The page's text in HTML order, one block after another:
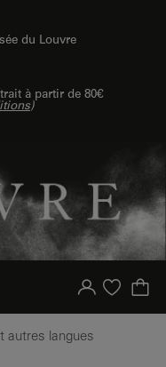
du Louvre
à partir de 80€
)
Votre compte
Liste d'achat
autres langues